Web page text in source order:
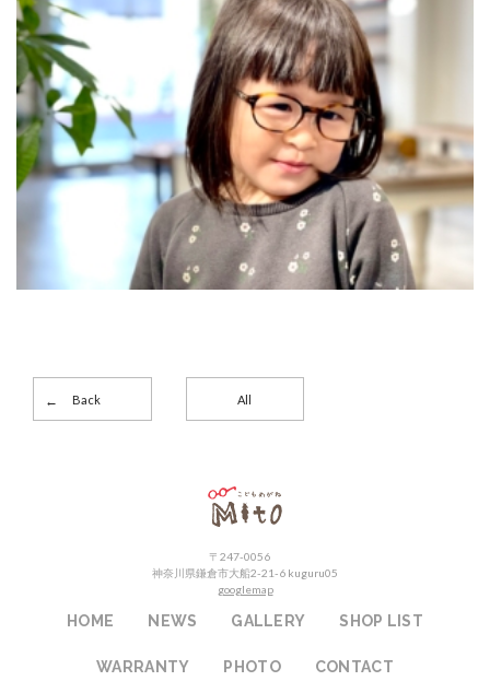
Back All
〒247-0056
神奈川県鎌倉市大船2-21-6 kuguru05
googlemap
HOME NEWS GALLERY SHOP LIST
WARRANTY PHOTO CONTACT